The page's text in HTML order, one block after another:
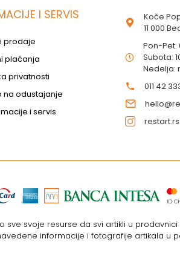
I SERVIS
prodaje
plaćanja
privatnosti
na odustajanje
i servis
Koče
11 000
Pon-Pet:
Subota:
Nedelja:
011 42
restart.rs
sve svoje resurse da svi artikli u
informacije i fotografije artikala u